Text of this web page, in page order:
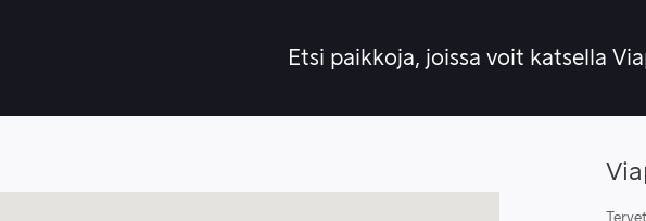
Etsi paikkoja, joissa voit katsella